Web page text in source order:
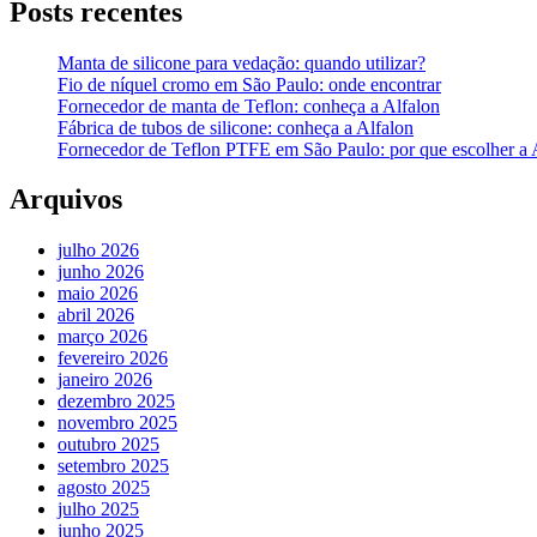
Posts recentes
Manta de silicone para vedação: quando utilizar?
Fio de níquel cromo em São Paulo: onde encontrar
Fornecedor de manta de Teflon: conheça a Alfalon
Fábrica de tubos de silicone: conheça a Alfalon
Fornecedor de Teflon PTFE em São Paulo: por que escolher a
Arquivos
julho 2026
junho 2026
maio 2026
abril 2026
março 2026
fevereiro 2026
janeiro 2026
dezembro 2025
novembro 2025
outubro 2025
setembro 2025
agosto 2025
julho 2025
junho 2025